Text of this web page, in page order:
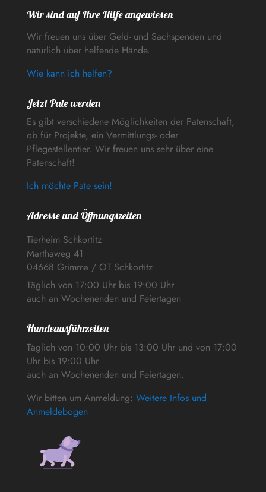
Wir sind auf Ihre Hilfe angewiesen
Wir freuen uns über Geld- und Sachspenden und
natürlich über helfende Hände.
Wie kann ich helfen?
Jetzt Pate werden
Es gibt verschiedene Möglichkeiten der Patenschaft,
ob für Projekte, ein Vermittlungs- oder
Pflegestellentier. Wir freuen uns sehr über eine
Patenschaft!
Ich möchte Pate sein!
Adresse und Öffnungszeiten
Tierheim Schkortitz
Marthaweg 41
04668 Grimma / OT Schkortitz
Täglich von 17:00 Uhr bis 19:00 Uhr
auch an Wochenenden und Feiertagen
Hundeausführzeiten
Täglich von 10:00 Uhr bis 13:00 Uhr und von 17:00
Uhr bis 19:00 Uhr
auch an Wochenenden und Feiertagen.
Wir bitten um Anmeldung: Weitere Infos und
Anmeldebogen